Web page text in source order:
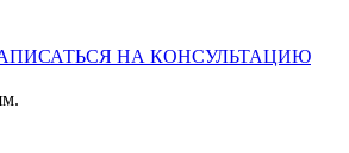
НА КОНСУЛЬТАЦИЮ